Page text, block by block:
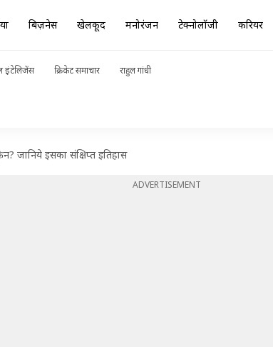
बिज़नेस खेलकूद मनोरंजन टेक्नोलॉजी करियर
इंटेलिजेंस क्रिकेट समाचार राहुल गांधी
जानिये इसका संक्षिप्त इतिहास
ADVERTISEMENT